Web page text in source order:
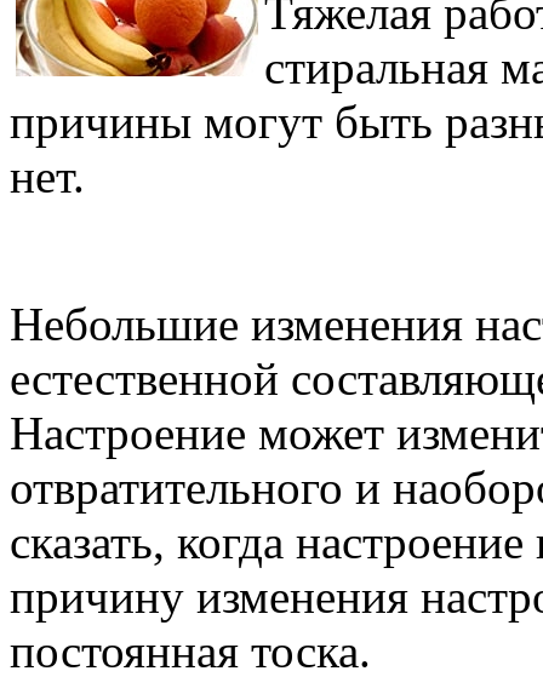
Тяжелая
стиральная
причины могут быть
нет.
Небольшие изменения
естественной
Настроение может
отвратительного и
сказать, когда
причину изменения
постоянная тоска.